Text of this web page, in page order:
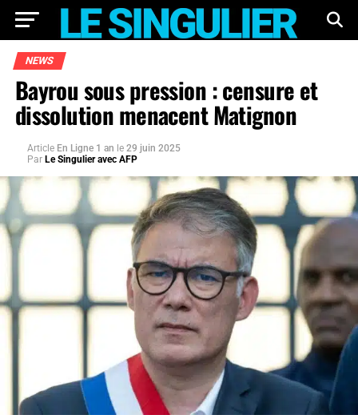
NEWS
Bayrou sous pression : censure et
dissolution menacent Matignon
Article En Ligne 1 an le 29 juin 2025
Par Le Singulier avec AFP